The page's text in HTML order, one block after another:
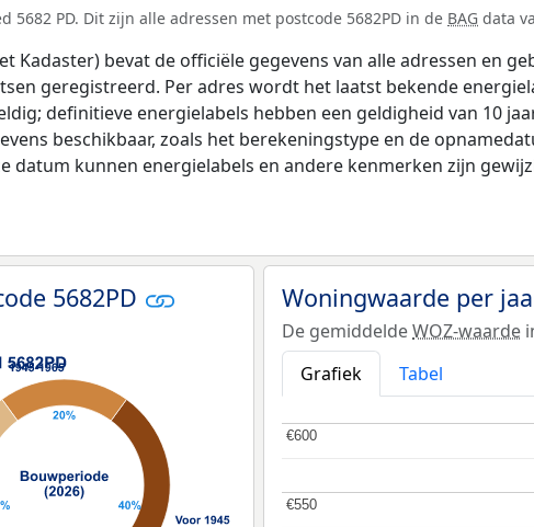
PD. Dit zijn alle adressen met postcode 5682PD in de BAG data
Kadaster) bevat de officiële gegevens van alle adressen en
geregistreerd. Per adres wordt het laatst bekende
definitieve energielabels hebben een geldigheid van 10
beschikbaar, zoals het berekeningstype en de
datum kunnen energielabels en andere kenmerken zijn
5682PD Woningwaarde per
De gemiddeldeWOZ-waarde
Grafiek
Tabel
€550
€550
€600
€600